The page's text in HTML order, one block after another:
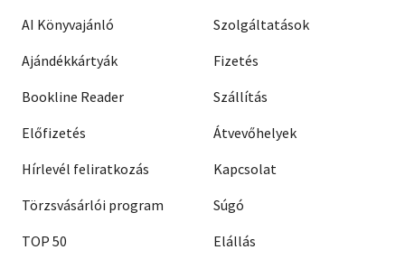
AI Könyvajánló
Ajándékkártyák
Bookline Reader
Előfizetés
Hírlevél feliratkozás
Törzsvásárlói program
TOP 50
Szolgáltatások
Fizetés
Szállítás
Átvevőhelyek
Kapcsolat
Súgó
Elállás